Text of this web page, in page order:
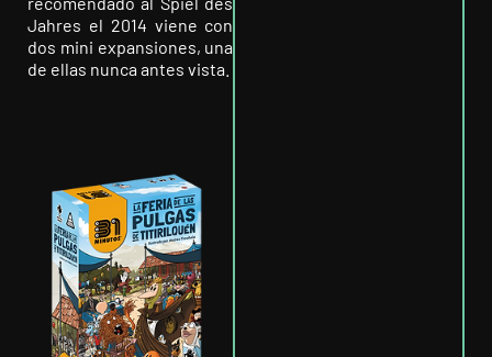
Jahres el 2014 viene con
dos mini expansiones, una
de ellas nunca antes vista.